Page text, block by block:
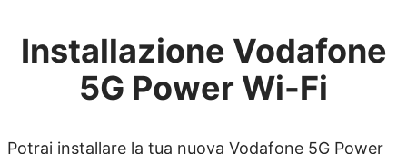
Installazione Vodafone
5G Power Wi-Fi
Potrai installare la tua nuova Vodafone 5G Power